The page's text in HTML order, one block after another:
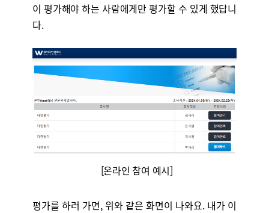
이 평가해야 하는 사람에게만 평가할 수 있게 했답니
다.
[온라인 참여 예시]
평가를 하러 가면, 위와 같은 화면이 나와요. 내가 이